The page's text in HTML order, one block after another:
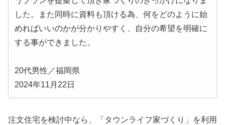
した。また同時に資料も頂ける為、何をどのように始
めればいいのかが分かりやすく、自分の希望を明確に
する事ができました。
20代男性／福岡県
2024年11月22日
注文住宅を検討中なら、「タウンライフ家づくり」を利用